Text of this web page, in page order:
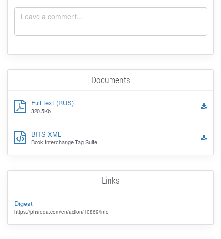
Documents
Full text (RUS)
320.5Kb
BITS XML
Book Interchange Tag Suite
Links
Digest
https://phsreda.com/en/action/10869/info